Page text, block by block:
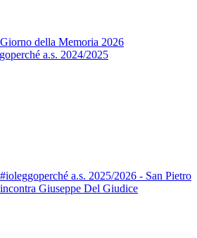
Giorno della Memoria 2026
a.s. 2024/2025
#ioleggoperché a.s. 2025/2026 - San Pietro
incontra Giuseppe Del Giudice